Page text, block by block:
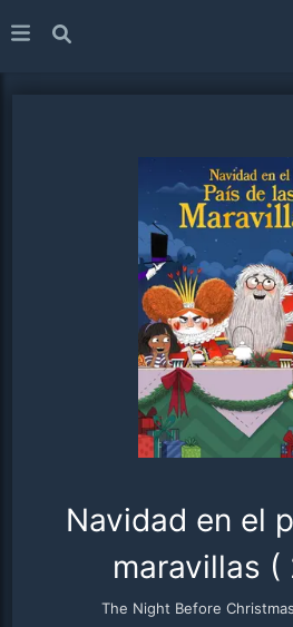
Navidad en el
maravillas (
The Night Before